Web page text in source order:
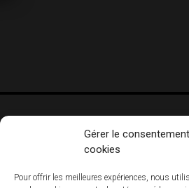
Gérer le
cookies
Pour offrir les meilleures expériences, nous